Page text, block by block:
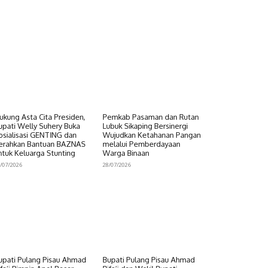
Asta Cita Presiden,
Welly Suhery Buka
GENTING dan
Bantuan BAZNAS
Keluarga Stunting
07/2026
Pemkab Pasaman dan Rutan
Lubuk Sikaping Bersinergi
Wujudkan Ketahanan Pangan
melalui Pemberdayaan
Warga Binaan
28/07/2026
Pulang Pisau Ahmad
Bupati Pulang Pisau Ahmad